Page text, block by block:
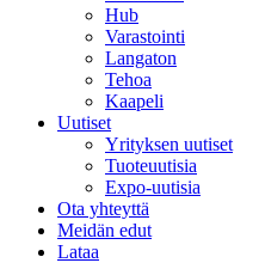
Hub
Varastointi
Langaton
Tehoa
Kaapeli
Uutiset
Yrityksen uutiset
Tuoteuutisia
Expo-uutisia
Ota yhteyttä
Meidän edut
Lataa